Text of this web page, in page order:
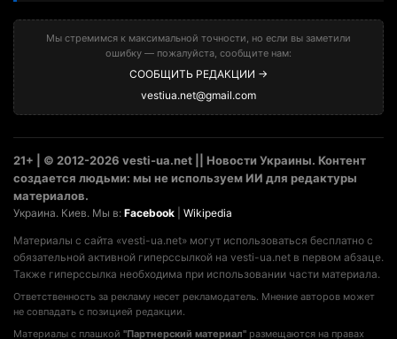
Мы стремимся к максимальной точности, но если вы заметили
ошибку — пожалуйста, сообщите нам:
СООБЩИТЬ РЕДАКЦИИ →
vestiua.net@gmail.com
21+ | © 2012-2026 vesti-ua.net || Новости Украины. Контент
создается людьми: мы не используем ИИ для редактуры
материалов.
Украина. Киев. Мы в: Facebook Wikipedia
Материалы с сайта «vesti-ua.net» могут использоваться бесплатно с
обязательной активной гиперссылкой на vesti-ua.net в первом абзаце.
Также гиперссылка необходима при использовании части материала.
Ответственность за рекламу несет рекламодатель. Мнение авторов может
не совпадать с позицией редакции.
Материалы с плашкой "Партнерский материал" размещаются на правах